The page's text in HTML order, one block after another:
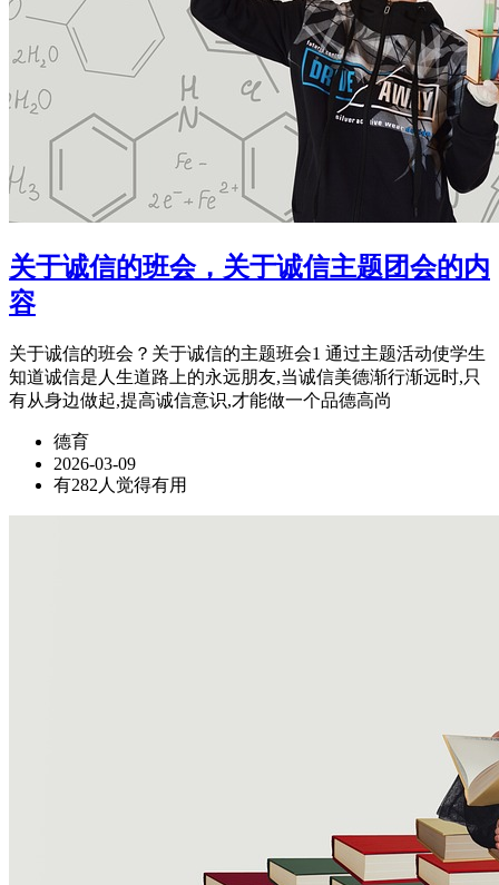
关于诚信的班会，关于诚信主题团会的内
容
关于诚信的班会？关于诚信的主题班会1 通过主题活动使学生
知道诚信是人生道路上的永远朋友,当诚信美德渐行渐远时,只
有从身边做起,提高诚信意识,才能做一个品德高尚
德育
2026-03-09
有282人觉得有用